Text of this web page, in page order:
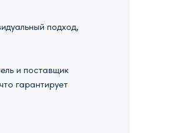
подход,
и поставщик
гарантирует